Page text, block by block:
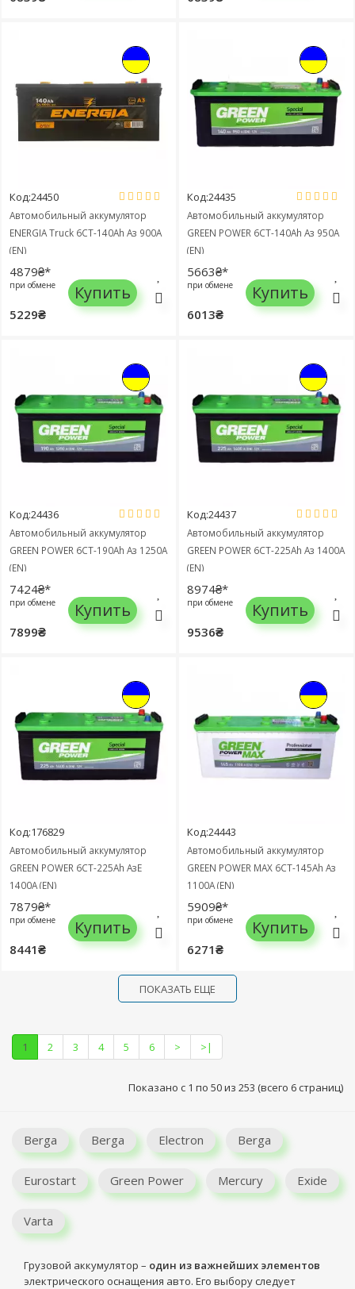
Код:24450
Автомобильный аккумулятор
ENERGIA Truck 6СТ-140Ah Аз 900A
(EN)
4879₴*
при обмене
5229₴
Купить
Код:24435
Автомобильный аккумулятор
GREEN POWER 6СТ-140Ah Аз 950A
(EN)
5663₴*
при обмене
6013₴
Купить
Код:24436
Автомобильный аккумулятор
GREEN POWER 6СТ-190Ah Аз 1250A
(EN)
7424₴*
при обмене
7899₴
Купить
Код:24437
Автомобильный аккумулятор
GREEN POWER 6СТ-225Ah Аз 1400A
(EN)
8974₴*
при обмене
9536₴
Купить
Код:176829
Автомобильный аккумулятор
GREEN POWER 6СТ-225Ah АзЕ
1400A (EN)
7879₴*
при обмене
8441₴
Купить
Код:24443
Автомобильный аккумулятор
GREEN POWER MAX 6СТ-145Ah Аз
1100A (EN)
5909₴*
при обмене
6271₴
Купить
ПОКАЗАТЬ ЕЩЕ
1 2 3 4 5 6 > >|
Показано с 1 по 50 из 253 (всего 6 страниц)
Berga Berga Electron Berga
Eurostart Green Power Mercury Exide
Varta
Грузовой аккумулятор – один из важнейших элементов
электрического оснащения авто. Его выбору следует